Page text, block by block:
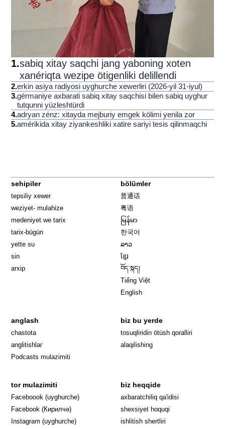
1.sabiq xitay saqchi jang yaboning xoten
xanériqta wezipe ötigenliki delillendi
2.erkin asiya radiyosi uyghurche xewerliri (2026-yil 31-iyul)
3.gérmaniye axbarati sabiq xitay saqchisi bilen sabiq uyghur
tutqunni yüzleshtürdi
4.adryan zénz: xitayda mejburiy emgek kölimi yenila zor
5.amérikida xitay ziyankeshliki xatire sariyi tesis qilinmaqchi
sehipiler
tepsiliy xewer
weziyet- mulahize
medeniyet we tarix
tarix-bügün
yette su
sin
arxip
bölümler
普通话
粤语
မြန်မာ
한국어
ລາວ
ខ្មែរ
བོད་སྐད།
Tiếng Việt
English
anglash
chastota
anglitishlar
Podcasts mulazimiti
biz bu yerde
tosuqliridin ötüsh qoralliri
alaqilishing
tor mulazimiti
Faceboook (uyghurche) Opens in new window
Facebook (Кирилчә) Opens in new window
Instagram (uyghurche) Opens in new window
biz heqqide
axbaratchiliq qa'idisi
shexsiyet hoquqi
ishlitish shertliri